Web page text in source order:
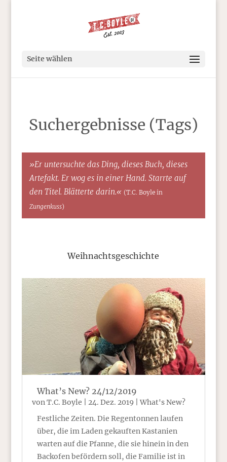
Seite wählen
Suchergebnisse (Tags)
»Er untersuchte das Ding, dieses Buch, dieses
Artefakt. Er wog es in einer Hand. Starrte auf
den Titel. Blätterte darin.« (T.C. Boyle in
Zungenkuss)
Weihnachtsgeschichte
What’s New? 24/12/2019
von T.C. Boyle 24. Dez. 2019|What's New?
Festliche Zeiten. Die Regentonnen laufen
über, die im Laden gekauften Kastanien
warten auf die Pfanne, die sie hinein in den
Backofen befördern soll, die Familie ist in